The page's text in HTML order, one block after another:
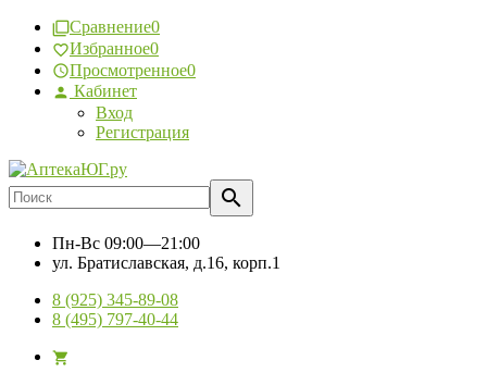
Сравнение0
Избранное0
Просмотренное0
Кабинет
Вход
Регистрация
Пн-Вс 09:00—21:00
ул. Братиславская, д.16, корп.1
8 (925) 345-89-08
8 (495) 797-40-44